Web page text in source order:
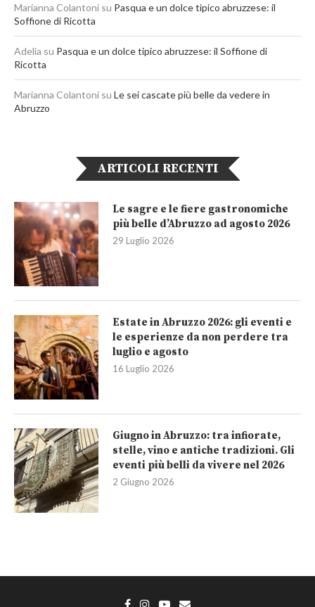
Marianna Colantoni su Pasqua e un dolce tipico abruzzese: il
Soffione di Ricotta
Adelia su Pasqua e un dolce tipico abruzzese: il Soffione di
Ricotta
Marianna Colantoni su Le sei cascate più belle da vedere in
Abruzzo
ARTICOLI RECENTI
Le sagre e le fiere gastronomiche
più belle d’Abruzzo ad agosto 2026
29 Luglio 2026
Estate in Abruzzo 2026: gli eventi e
le esperienze da non perdere tra
luglio e agosto
16 Luglio 2026
Giugno in Abruzzo: tra infiorate,
stelle, vino e antiche tradizioni. Gli
eventi più belli da vivere nel 2026
2 Giugno 2026